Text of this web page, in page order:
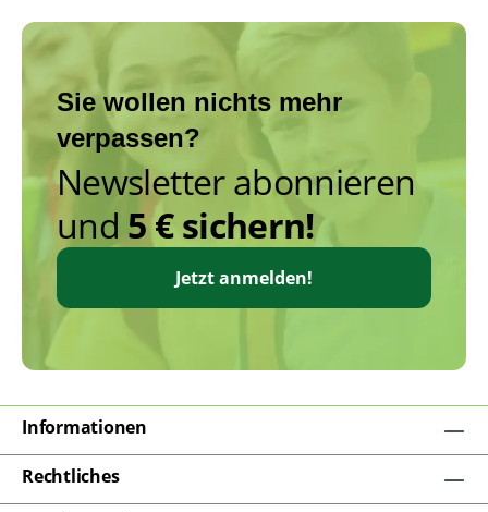
Sie wollen nichts mehr
verpassen?
Newsletter abonnieren
und 5 € sichern!
Jetzt anmelden!
Informationen
Rechtliches